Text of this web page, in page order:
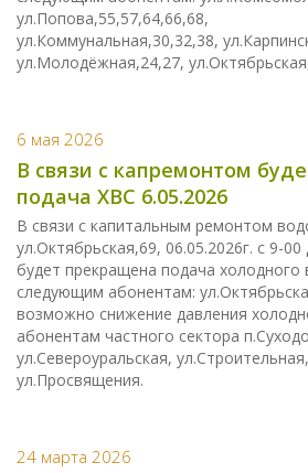
ул.Попова,55,57,64,66,68,
ул.Коммунальная,30,32,38,
ул.Молодёжная,24,27,
6 мая 2026
В связи с капремонтом
подача ХВС 6.05.2026
В связи с капитальным ремонтом
ул.Октябрьская,69, 06.05.2026г. с 9-
будет прекращена подача
следующим абонентам:
возможно снижение давления
абонентам частного сектора
ул.Североуральская,
ул.Просвящения.
24 марта 2026